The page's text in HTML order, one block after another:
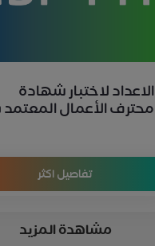
الاعداد لاختبار شهادة
محترف الأعمال
تفاصيل اكثر
مشاهدة المزيد